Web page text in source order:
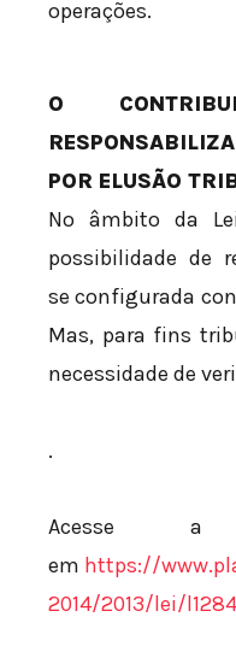
operações.
O
POR ELUSÃO
No âmbito da
possibilidade de
se configurada
Mas, para fins
necessidade de
.
Acesse a
em https://
2014/2013/lei/